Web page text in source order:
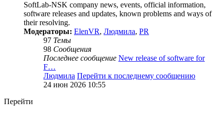
SoftLab-NSK company news, events, official information,
software releases and updates, known problems and ways of
their resolving.
Модераторы: ElenVR, Людмила, PR
97 Темы
98 Сообщения
Последнее сообщение New release of software for
F…
Людмила Перейти к последнему сообщению
24 июн 2026 10:55
Перейти